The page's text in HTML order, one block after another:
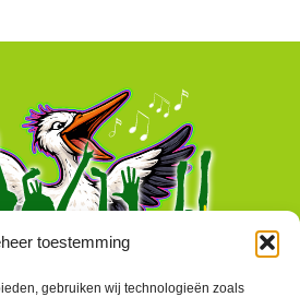
toestemming
gebruiken wij technologieën zoals